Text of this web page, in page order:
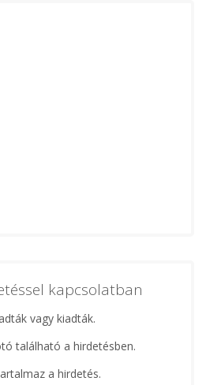
kapcsolatban
vagy kiadták.
található a hirdetésben.
a hirdetés.